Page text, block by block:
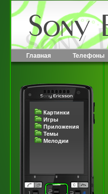
Главная Телефоны
Картинки
Игры
Приложения
Темы
Мелодии